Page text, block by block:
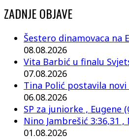
ZADNJE OBJAVE
Šestero dinamovaca na
08.08.2026
Vita Barbić u finalu
07.08.2026
Tina Polić postavila
06.08.2026
SP za juniorke , Eugene
Nino Jambrešić 3:36,31
01.08.2026